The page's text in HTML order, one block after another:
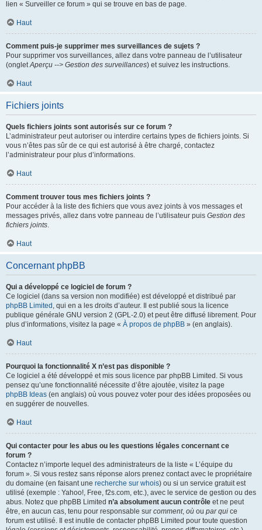
lien « Surveiller ce forum » qui se trouve en bas de page.
Haut
Comment puis-je supprimer mes surveillances de sujets ?
Pour supprimer vos surveillances, allez dans votre panneau de l’utilisateur
(ongletAperçu --> Gestion des surveillances) et suivez les instructions.
Haut
Fichiers joints
Quels fichiers joints sont autorisés sur ce forum ?
L’administrateur peut autoriser ou interdire certains types de fichiers joints. Si
vous n’êtes pas sûr de ce qui est autorisé à être chargé, contactez
l’administrateur pour plus d’informations.
Haut
Comment trouver tous mes fichiers joints ?
Pour accéder à la liste des fichiers que vous avez joints à vos messages et
messages privés, allez dans votre panneau de l’utilisateur puis Gestion des
fichiers joints.
Haut
Concernant phpBB
Qui a développé ce logiciel de forum ?
Ce logiciel (dans sa version non modifiée) est développé et distribué par
phpBB Limited , qui en a les droits d’auteur. Il est publié sous la licence
publique générale GNU version 2 (GPL-2.0) et peut être diffusé librement. Pour
plus d’informations, visitez la page « À propos de phpBB » (en anglais).
Haut
Pourquoi la fonctionnalité X n’est pas disponible ?
Ce logiciel a été développé et mis sous licence par phpBB Limited. Si vous
pensez qu’une fonctionnalité nécessite d’être ajoutée, visitez la page
phpBB Ideas (en anglais) où vous pouvez voter pour des idées proposées ou
en suggérer de nouvelles.
Haut
Qui contacter pour les abus ou les questions légales concernant ce
forum ?
Contactez n’importe lequel des administrateurs de la liste « L’équipe du
forum ». Si vous restez sans réponse alors prenez contact avec le propriétaire
du domaine (en faisant une recherche sur whois) ou si un service gratuit est
utilisé (exemple : Yahoo!, Free, f2s.com, etc.), avec le service de gestion ou des
abus. Notez que phpBB Limited n’a absolument aucun contrôle et ne peut
être, en aucun cas, tenu pour responsable sur comment, où ou par qui ce
forum est utilisé. Il est inutile de contacter phpBB Limited pour toute question